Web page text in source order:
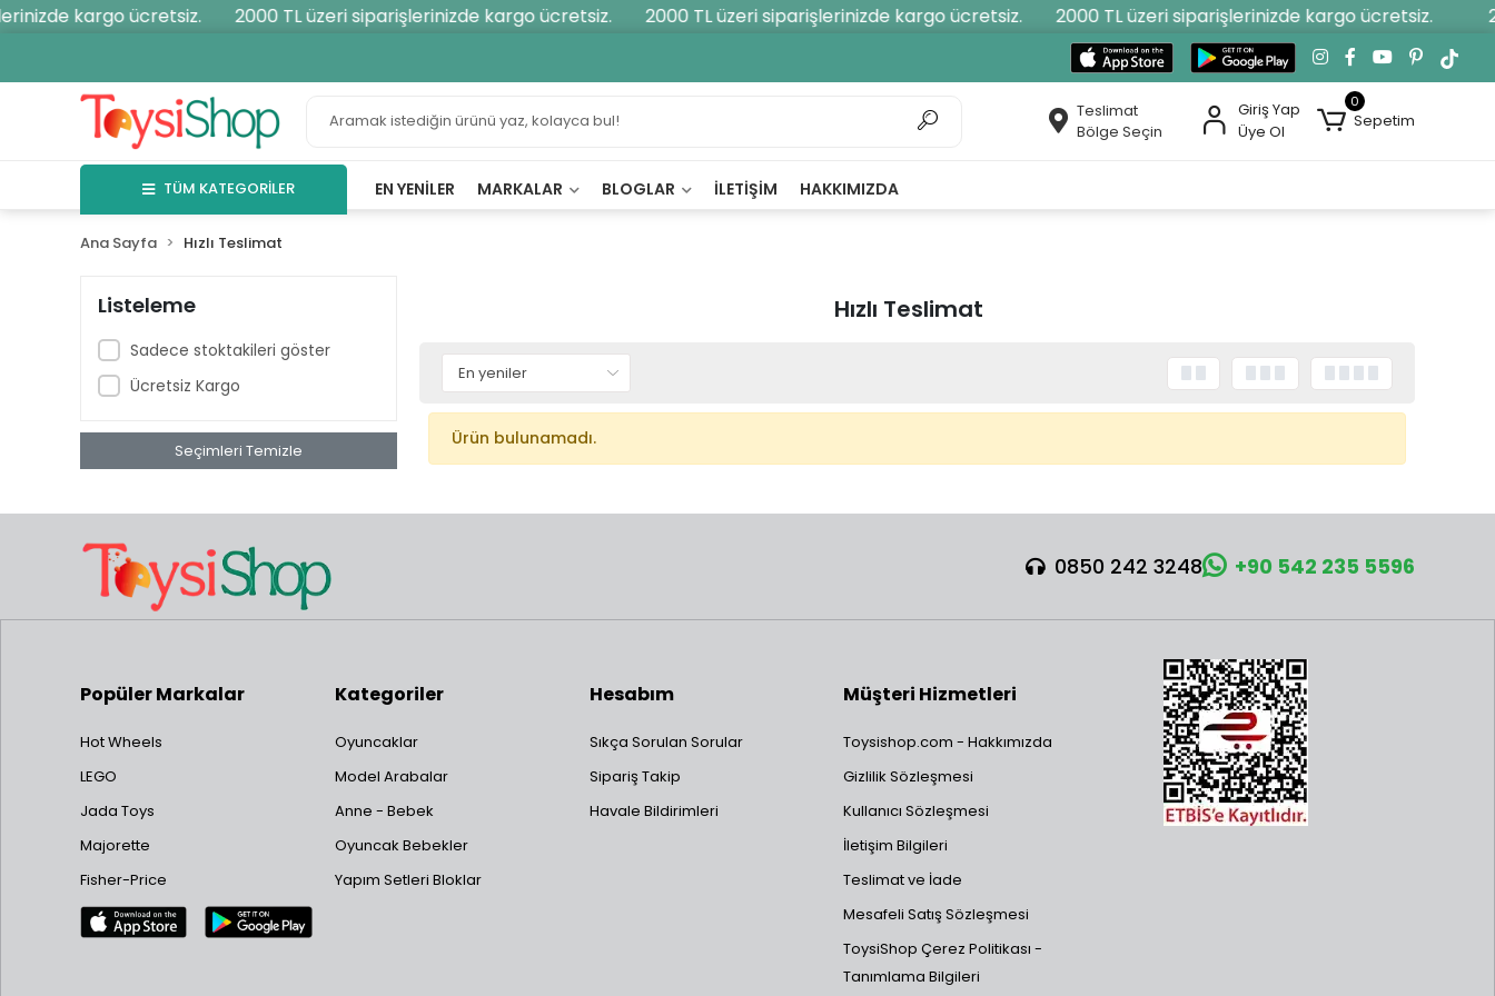
kargo ücretsiz. 2000 TL üzeri siparişlerinizde kargo ücretsiz. 2000 TL üzeri siparişlerinizde kargo ücretsiz. 2000 TL üzeri siparişlerinizde kargo ücretsiz.
Teslimat
Bölge Seçin
Giriş Yap
Üye Ol
0
Sepetim
TÜM KATEGORİLER EN YENILER MARKALAR BLOGLAR İLETIŞIM HAKKIMIZDA
Ana Sayfa Hızlı Teslimat
Listeleme
Sadece stoktakileri göster
Ücretsiz Kargo
Seçimleri Temizle
Hızlı Teslimat
Ürün bulunamadı.
0850 242 3248 +90 542 235 5596
Popüler Markalar
Hot Wheels
LEGO
Jada Toys
Majorette
Fisher-Price
Kategoriler
Oyuncaklar
Model Arabalar
Anne - Bebek
Oyuncak Bebekler
Yapım Setleri Bloklar
Hesabım
Sıkça Sorulan Sorular
Sipariş Takip
Havale Bildirimleri
Müşteri Hizmetleri
Toysishop.com - Hakkımızda
Gizlilik Sözleşmesi
Kullanıcı Sözleşmesi
İletişim Bilgileri
Teslimat ve İade
Mesafeli Satış Sözleşmesi
ToysiShop Çerez Politikası -
Tanımlama Bilgileri